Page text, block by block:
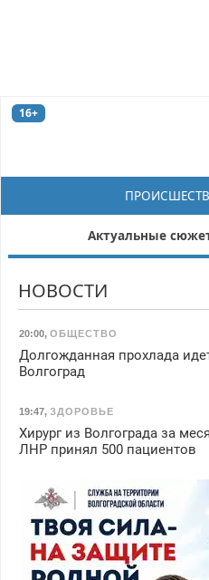
16+
Актуальные
НОВОСТИ
20:00, ОБЩЕСТВО
Долгожданная прохлада
Волгоград
19:47, ЗДОРОВЬЕ
Хирург из Волгограда за
ЛНР принял 500 пациентов